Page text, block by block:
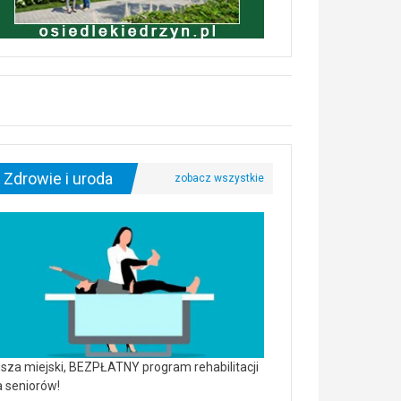
Zdrowie i uroda
miejski, BEZPŁATNY program rehabilitacji
seniorów!